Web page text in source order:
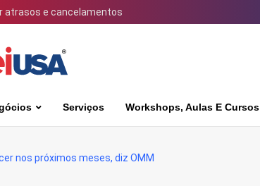
atrasos e cancelamentos
Serviços Workshops, Aulas E Cursos
nos próximos meses, diz OMM